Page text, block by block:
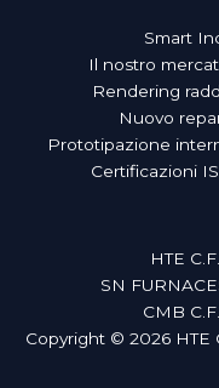
Smart
Il nostro
Rendering
Nuovo
Prototipazione
Certificazioni
HTE
SN
CMB
Copyright © 2026 HTE